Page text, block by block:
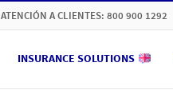
ATENCIÓN A CLIENTES: 800 900 1292
INSURANCE SOLUTIONS